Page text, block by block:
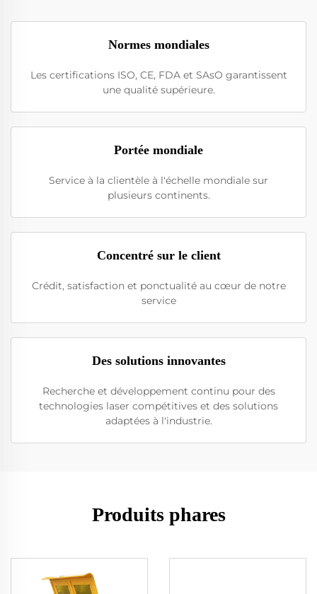
Normes mondiales
Les certifications ISO, CE, FDA et SAsO garantissent
une qualité supérieure.
Portée mondiale
Service à la clientèle à l'échelle mondiale sur
plusieurs continents.
Concentré sur le client
Crédit, satisfaction et ponctualité au cœur de notre
service
Des solutions innovantes
Recherche et développement continu pour des
technologies laser compétitives et des solutions
adaptées à l'industrie.
Produits phares